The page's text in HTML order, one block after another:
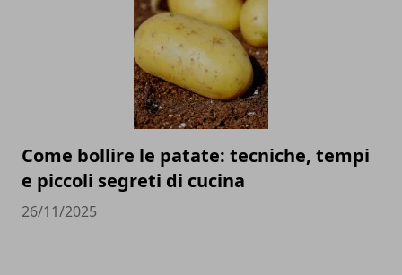
Come bollire le patate: tecniche, tempi
e piccoli segreti di cucina
26/11/2025